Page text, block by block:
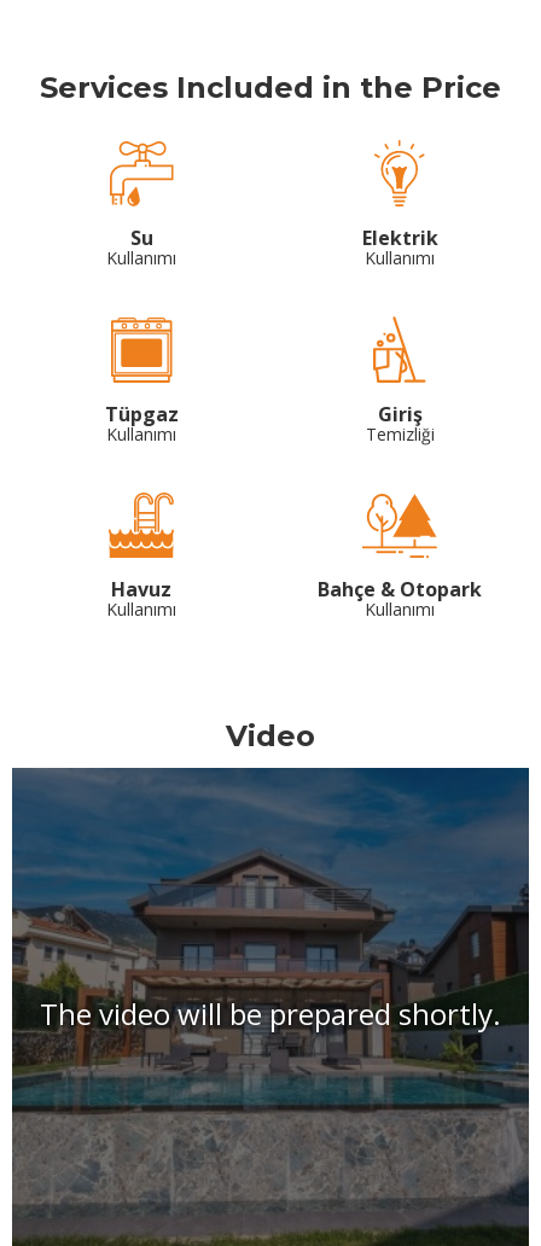
Services Included in the Price
Su
Kullanımı
Elektrik
Kullanımı
Tüpgaz
Kullanımı
Giriş
Temizliği
Havuz
Kullanımı
Bahçe & Otopark
Kullanımı
Video
The video will be prepared shortly.